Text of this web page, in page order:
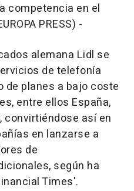
competencia en el
PRESS) -
alemana Lidl se
de telefonía
de planes a bajo coste
entre ellos España,
convirtiéndose así en
en lanzarse a
de
según ha
Times'.